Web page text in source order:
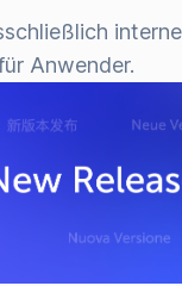
Anwender.